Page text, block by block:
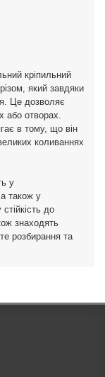
кріпильний
який завдяки
Це дозволяє
або отворах.
в тому, що він
коливаннях
у
також у
до
знаходять
розбирання та